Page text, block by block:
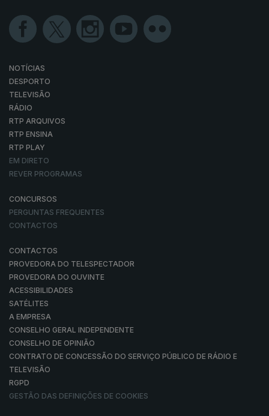
NOTÍCIAS
DESPORTO
TELEVISÃO
RÁDIO
RTP ARQUIVOS
RTP ENSINA
RTP PLAY
EM DIRETO
REVER PROGRAMAS
CONCURSOS
PERGUNTAS FREQUENTES
CONTACTOS
CONTACTOS
PROVEDORA DO TELESPECTADOR
PROVEDORA DO OUVINTE
ACESSIBILIDADES
SATÉLITES
A EMPRESA
CONSELHO GERAL INDEPENDENTE
CONSELHO DE OPINIÃO
CONTRATO DE CONCESSÃO DO SERVIÇO PÚBLICO DE RÁDIO E
TELEVISÃO
RGPD
GESTÃO DAS DEFINIÇÕES DE COOKIES